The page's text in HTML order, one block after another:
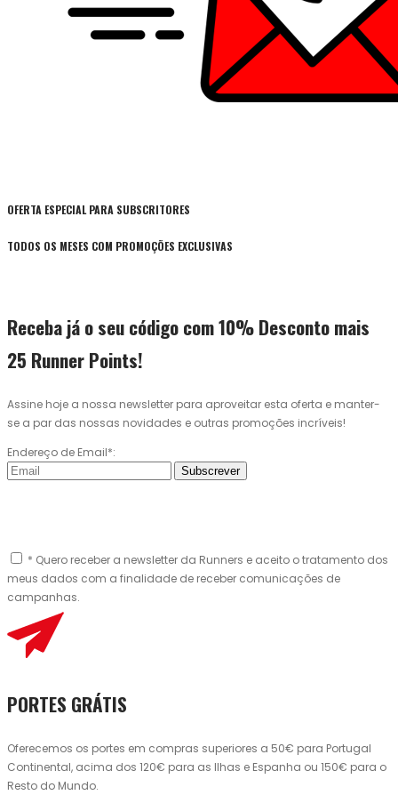
OFERTA ESPECIAL PARA SUBSCRITORES
TODOS OS MESES COM PROMOÇÕES EXCLUSIVAS
Receba já o seu código com 10% Desconto mais
25 Runner Points!
Assine hoje a nossa newsletter para aproveitar esta oferta e manter-
se a par das nossas novidades e outras promoções incríveis!
Endereço de Email*:
Subscrever
* Quero receber a newsletter da Runners e aceito o tratamento dos
meus dados com a finalidade de receber comunicações de
campanhas.
PORTES GRÁTIS
Oferecemos os portes em compras superiores a 50€ para Portugal
Continental, acima dos 120€ para as Ilhas e Espanha ou 150€ para o
Resto do Mundo.